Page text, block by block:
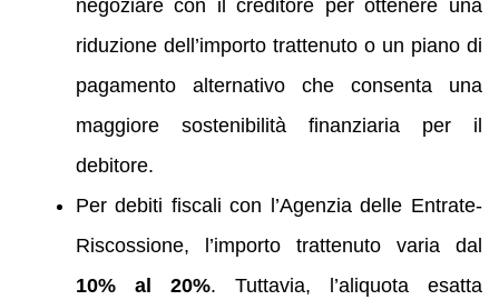
negoziare con il creditore per ottenere una
riduzione dell’importo trattenuto o un piano di
pagamento alternativo che consenta una
maggiore sostenibilità finanziaria per il
debitore.
Per debiti fiscali con l’Agenzia delle Entrate-
Riscossione, l’importo trattenuto varia dal
10% al 20%. Tuttavia, l’aliquota esatta